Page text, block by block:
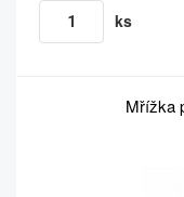
ks
Mřížka